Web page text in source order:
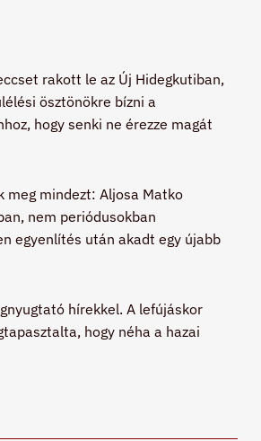
rakott le az Új Hidegkutiban,
ösztönökre bízni a
hogy senki ne érezze magát
meg mindezt: Aljosa Matko
nem periódusokban
egyenlítés után akadt egy újabb
hírekkel. A lefújáskor
hogy néha a hazai